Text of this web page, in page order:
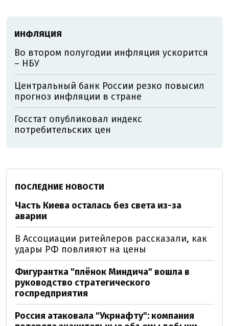
ИНФЛЯЦИЯ
Во втором полугодии инфляция ускорится
– НБУ
Центральный банк России резко повысил
прогноз инфляции в стране
Госстат опубликовал индекс
потребительских цен
ПОСЛЕДНИЕ НОВОСТИ
Часть Киева осталась без света из-за
аварии
В Ассоциации ритейлеров рассказали, как
удары РФ повлияют на цены
Фигурантка "плёнок Миндича" вошла в
руководство стратегического
госпредприятия
Россия атаковала "Укрнафту": компания